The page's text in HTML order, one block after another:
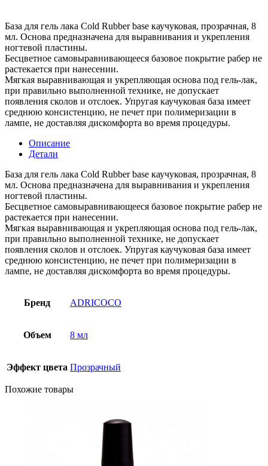
База для гель лака Cold Rubber base каучуковая, прозрачная, 8
мл. Основа предназначена для выравнивания и укрепления
ногтевой пластины.
Бесцветное самовыравнивающееся базовое покрытие рабер не
растекается при нанесении.
Мягкая выравнивающая и укрепляющая основа под гель-лак,
при правильно выполненной технике, не допускает
появления сколов и отслоек. Упругая каучуковая база имеет
среднюю консистенцию, не печет при полимеризации в
лампе, не доставляя дискомфорта во время процедуры.
Описание
Детали
База для гель лака Cold Rubber base каучуковая, прозрачная, 8
мл. Основа предназначена для выравнивания и укрепления
ногтевой пластины.
Бесцветное самовыравнивающееся базовое покрытие рабер не
растекается при нанесении.
Мягкая выравнивающая и укрепляющая основа под гель-лак,
при правильно выполненной технике, не допускает
появления сколов и отслоек. Упругая каучуковая база имеет
среднюю консистенцию, не печет при полимеризации в
лампе, не доставляя дискомфорта во время процедуры.
Бренд ADRICOCO
Объем 8 мл
Эффект цвета Прозрачный
Похожие товары